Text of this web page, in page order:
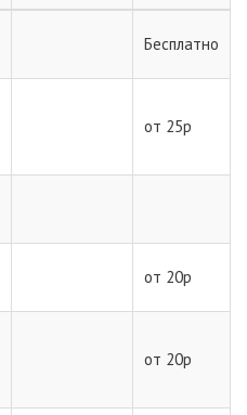
Бесплатно
от 25р
от 20р
от 20р